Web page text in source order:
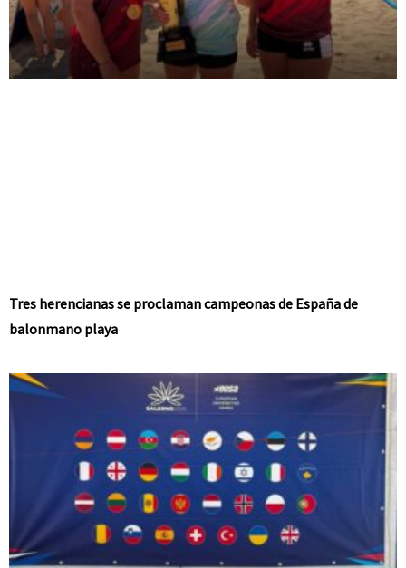
Tres herencianas se proclaman campeonas de España de
balonmano playa